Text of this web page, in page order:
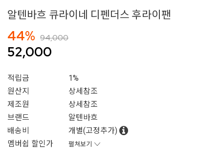
알텐바흐 큐라이네 디펜더스 후라이팬
44% 94,000
52,000
적립금
1%
원산지
상세참조
제조원
상세참조
브랜드
알텐바흐
배송비
개별(고정추가)
멤버쉽 할인가
펼쳐보기